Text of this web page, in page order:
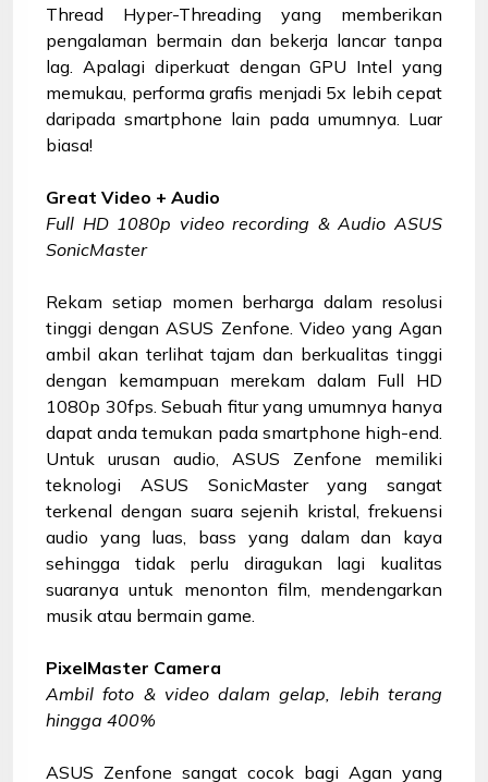
Thread Hyper-Threading yang memberikan
pengalaman bermain dan bekerja lancar tanpa
lag. Apalagi diperkuat dengan GPU Intel yang
memukau, performa grafis menjadi 5x lebih cepat
daripada smartphone lain pada umumnya. Luar
biasa!
Great Video + Audio
Full HD 1080p video recording & Audio ASUS
SonicMaster
Rekam setiap momen berharga dalam resolusi
tinggi dengan ASUS Zenfone. Video yang Agan
ambil akan terlihat tajam dan berkualitas tinggi
dengan kemampuan merekam dalam Full HD
1080p 30fps. Sebuah fitur yang umumnya hanya
dapat anda temukan pada smartphone high-end.
Untuk urusan audio, ASUS Zenfone memiliki
teknologi ASUS SonicMaster yang sangat
terkenal dengan suara sejenih kristal, frekuensi
audio yang luas, bass yang dalam dan kaya
sehingga tidak perlu diragukan lagi kualitas
suaranya untuk menonton film, mendengarkan
musik atau bermain game.
PixelMaster Camera
Ambil foto & video dalam gelap, lebih terang
hingga 400%
ASUS Zenfone sangat cocok bagi Agan yang